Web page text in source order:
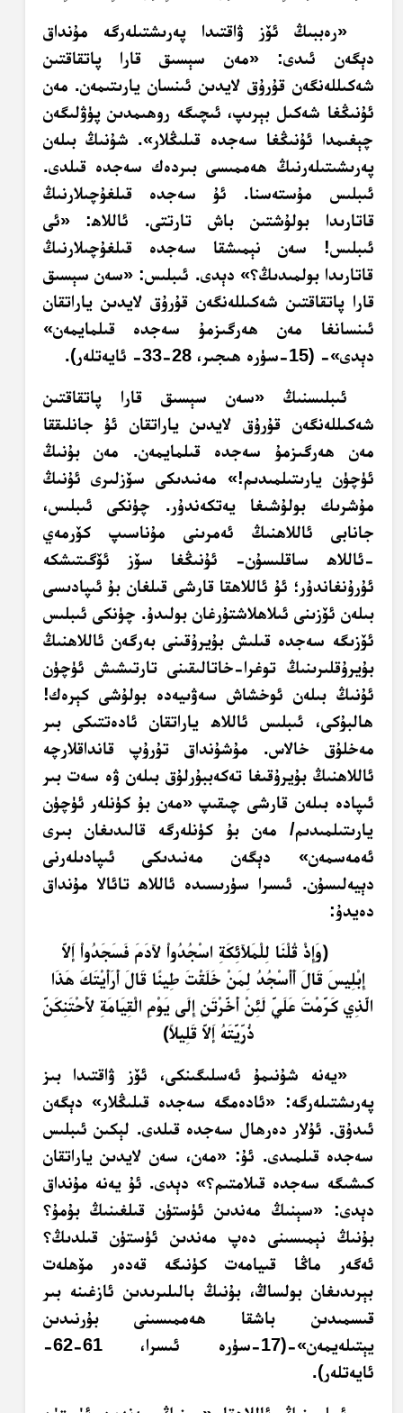
«رەببىڭ ئۆز ۋاقتىدا پەرىشتىلەرگە مۇنداق
دېگەن ئىدى: «مەن سېسىق قارا پاتقاقتىن
شەكىللەنگەن قۇرۇق لايدىن ئىنسان يارىتىمەن.‏ مەن
ئۇنىڭغا شەكىل بېرىپ، ئىچىگە روھىمدىن پۈۋلىگەن
چېغىمدا ئۇنىڭغا سەجدە قىلىڭلار».‏ شۇنىڭ بىلەن
پەرىشىتىلەرنىڭ ھەممىسى بىردەك سەجدە قىلدى.‏
ئىبلىس مۇستەسنا. ئۇ سەجدە قىلغۇچىلارنىڭ
قاتارىدا بولۇشتىن باش تارتتى.‏ ئاللاھ: «ئى
ئىبلىس! سەن نېمىشقا سەجدە قىلغۇچىلارنىڭ
قاتارىدا بولمىدىڭ؟» دېدى.‏ ئىبلىس: «سەن سېسىق
قارا پاتقاقتىن شەكىللەنگەن قۇرۇق لايدىن ياراتقان
ئىنسانغا مەن ھەرگىزمۇ سەجدە قىلمايمەن»
دېدى»- (‏15-سۈرە ھىجىر، 28-33- ئايەتلەر).
ئىبلىسنىڭ «سەن سېسىق قارا پاتقاقتىن
شەكىللەنگەن قۇرۇق لايدىن ياراتقان ئۇ جانلىققا
مەن ھەرگىزمۇ سەجدە قىلمايمەن. مەن بۇنىڭ
ئۈچۈن يارىتىلمىدىم!» مەنىدىكى سۆزلىرى ئۇنىڭ
مۇشرىك بولۇشىغا يەتكەندۇر. چۈنكى ئىبلىس،
جانابى ئاللاھنىڭ ئەمرىنى مۇناسىپ كۆرمەي
-ئاللاھ ساقلىسۇن- ئۇنىڭغا سۆز ئۆگىتىشكە
ئۇرۇنغاندۇر؛ ئۇ ئاللاھقا قارشى قىلغان بۇ ئىپادىسى
بىلەن ئۆزىنى ئىلاھلاشتۇرغان بولىدۇ. چۈنكى ئىبلىس
ئۆزىگە سەجدە قىلىش بۇيرۇقىنى بەرگەن ئاللاھنىڭ
بۇيرۇقلىرىنىڭ توغرا-خاتالىقىنى تارتىشىش ئۈچۈن
ئۇنىڭ بىلەن ئوخشاش سەۋىيەدە بولۇشى كېرەك!
ھالبۇكى، ئىبلىس ئاللاھ ياراتقان ئادەتتىكى بىر
مەخلۇق خالاس. مۇشۇنداق تۇرۇپ قانداقلارچە
ئاللاھنىڭ بۇيرۇقىغا تەكەببۇرلۇق بىلەن ۋە سەت بىر
ئىپادە بىلەن قارشى چىقىپ «مەن بۇ كۈنلەر ئۈچۈن
يارىتىلمىدىم/ مەن بۇ كۈنلەرگە قالىدىغان بىرى
ئەمەسمەن» دېگەن مەنىدىكى ئىپادىلەرنى
دېيەلىسۇن. ئىسرا سۈرىسىدە ئاللاھ تائالا مۇنداق
دەيدۇ:
﴿وَإِذْ قُلْنَا لِلْمَلآئِكَةِ اسْجُدُواْ لآدَمَ فَسَجَدُواْ إَلاَّ
إِبْلِيسَ قَالَ أَأَسْجُدُ لِمَنْ خَلَقْتَ طِينًا قَالَ أَرَأَيْتَكَ هَذَا
الَّذِي كَرَّمْتَ عَلَيَّ لَئِنْ أَخَّرْتَنِ إِلَى يَوْمِ الْقِيَامَةِ لأَحْتَنِكَنَّ
ذُرِّيَّتَهُ إَلاَّ قَلِيلاً﴾
«يەنە شۇنىمۇ ئەسلىگىنكى، ئۆز ۋاقتىدا بىز
پەرىشتىلەرگە: «ئادەمگە سەجدە قىلىڭلار» دېگەن
ئىدۇق. ئۇلار دەرھال سەجدە قىلدى. لېكىن ئىبلىس
سەجدە قىلمىدى. ئۇ: «مەن، سەن لايدىن ياراتقان
كىشىگە سەجدە قىلامتىم؟» دېدى.‏ ئۇ يەنە مۇنداق
دېدى: «سېنىڭ مەندىن ئۈستۈن قىلغىنىڭ بۇمۇ؟
بۇنىڭ نېمىسىنى دەپ مەندىن ئۈستۈن قىلدىڭ؟
ئەگەر ماڭا قىيامەت كۈنىگە قەدەر مۆھلەت
بېرىدىغان بولساڭ، بۇنىڭ بالىلىرىدىن ئازغىنە بىر
قىسمىدىن باشقا ھەممىسىنى بۇرنىدىن
يېتىلەيمەن»-(17-سۈرە ئىسرا، 61-62-
ئايەتلەر).